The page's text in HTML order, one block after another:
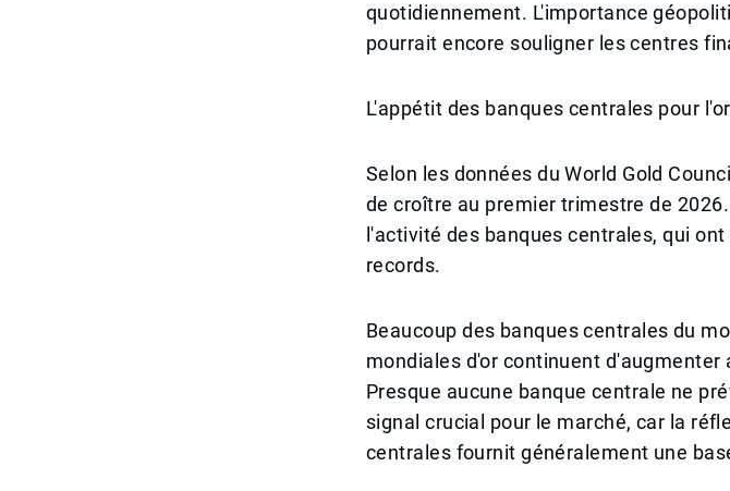
quotidiennement. L'importance
pourrait encore souligner les centres
L'appétit des banques centrales pour
Selon les données du World Gold
de croître au premier trimestre de
l'activité des banques centrales, qui
records.
Beaucoup des banques centrales du
mondiales d'or continuent d'augmenter
Presque aucune banque centrale ne
signal crucial pour le marché, car la
centrales fournit généralement une